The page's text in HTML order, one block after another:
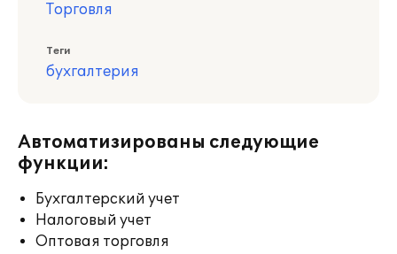
Торговля
Теги
бухгалтерия
Автоматизированы следующие
функции:
Бухгалтерский учет
Налоговый учет
Оптовая торговля